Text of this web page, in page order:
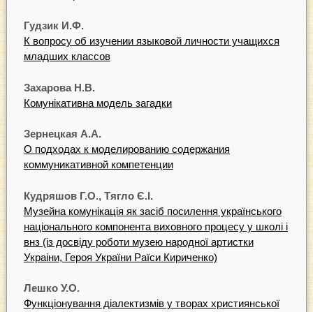
Гудзик И.Ф.
К вопросу об изучении языковой личности учащихся
младших классов
Захарова Н.В.
Комунікативна модель загадки
Зернецкая А.А.
О подходах к моделированию содержания
коммуникативной компетенции
Кудряшов Г.О., Тягло Є.І.
Музейна комунікація як засіб посилення українського
національного компонента виховного процесу у школі і
внз (із досвіду роботи музею народної артистки
Украіни, Героя України Раїси Кириченко)
Лешко У.О.
Функціонування діалектизмів у творах християнської